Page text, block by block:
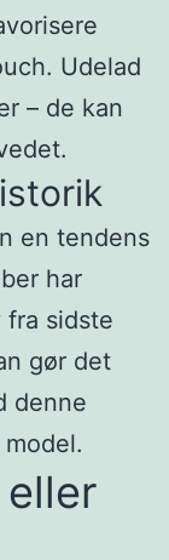
Udelad
– de kan
en tendens
har
fra sidste
gør det
denne